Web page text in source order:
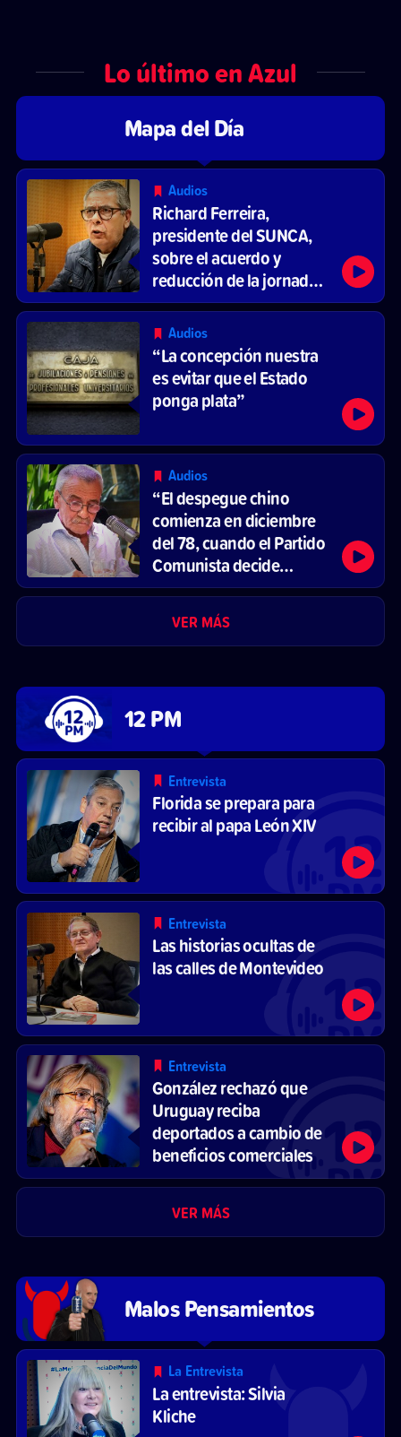
Lo último en Azul
Mapa del Día
Audios
Richard Ferreira,
presidente del SUNCA,
sobre el acuerdo y
reducción de la jornada
laboral
Audios
“La concepción nuestra
es evitar que el Estado
ponga plata”
Audios
“El despegue chino
comienza en diciembre
del 78, cuando el Partido
Comunista decide
reformar el sistema
económico y abrirse al
mercado”
VER MÁS
12 PM
Entrevista
Florida se prepara para
recibir al papa León XIV
Entrevista
Las historias ocultas de
las calles de Montevideo
Entrevista
González rechazó que
Uruguay reciba
deportados a cambio de
beneficios comerciales
VER MÁS
Malos Pensamientos
La Entrevista
La entrevista: Silvia
Kliche